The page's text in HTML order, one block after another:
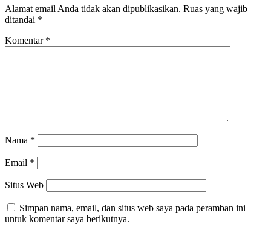
Alamat email Anda tidak akan dipublikasikan. Ruas yang wajib
ditandai *
Komentar *
Nama *
Email *
Situs Web
Simpan nama, email, dan situs web saya pada peramban ini
untuk komentar saya berikutnya.